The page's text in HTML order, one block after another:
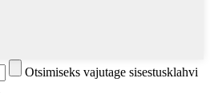
Otsimiseks vajutage sisestusklahvi